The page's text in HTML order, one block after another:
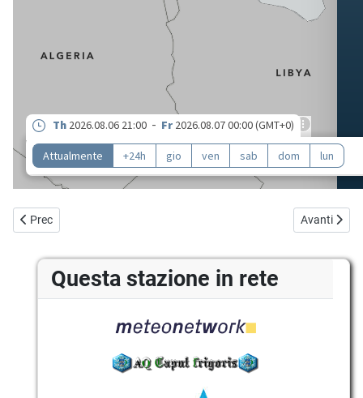
Questa stazione in rete
Articolo precedente: Glossario meteo
Prec Articolo
Avanti